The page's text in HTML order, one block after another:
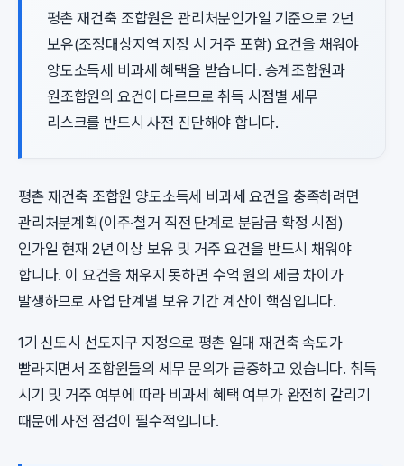
평촌 재건축 조합원은 관리처분인가일 기준으로 2년
보유(조정대상지역 지정 시 거주 포함) 요건을 채워야
양도소득세 비과세 혜택을 받습니다. 승계조합원과
원조합원의 요건이 다르므로 취득 시점별 세무
리스크를 반드시 사전 진단해야 합니다.
평촌 재건축 조합원 양도소득세 비과세 요건을 충족하려면
관리처분계획(이주·철거 직전 단계로 분담금 확정 시점)
인가일 현재 2년 이상 보유 및 거주 요건을 반드시 채워야
합니다. 이 요건을 채우지 못하면 수억 원의 세금 차이가
발생하므로 사업 단계별 보유 기간 계산이 핵심입니다.
1기 신도시 선도지구 지정으로 평촌 일대 재건축 속도가
빨라지면서 조합원들의 세무 문의가 급증하고 있습니다. 취득
시기 및 거주 여부에 따라 비과세 혜택 여부가 완전히 갈리기
때문에 사전 점검이 필수적입니다.